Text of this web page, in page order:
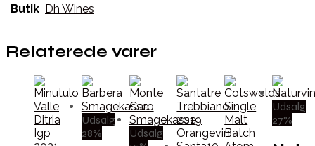
Butik Dh Wines
Relaterede varer
Udsalg
28%
Udsalg
Udsalg
27%